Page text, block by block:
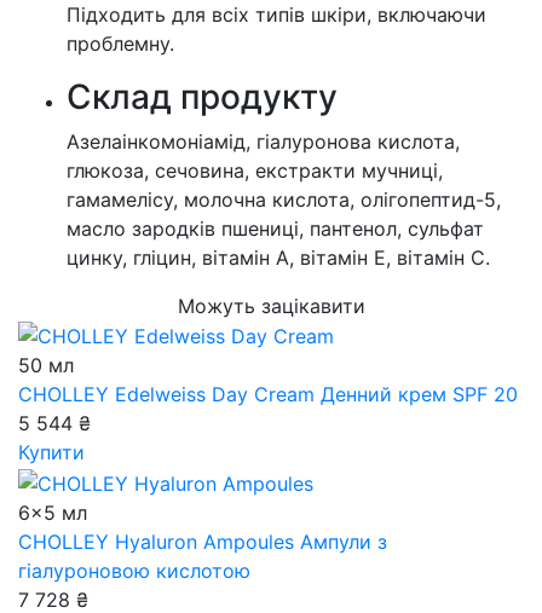
Підходить для всіх типів шкіри, включаючи
проблемну.
Cклад продукту
Азелаінкомоніамід, гіалуронова кислота,
глюкоза, сечовина, екстракти мучниці,
гамамелісу, молочна кислота, олігопептид-5,
масло зародків пшениці, пантенол, сульфат
цинку, гліцин, вітамін А, вітамін Е, вітамін С.
Можуть зацікавити
50 мл
CHOLLEY Edelweiss Day Cream Денний крем SPF 20
5 544 ₴
Купити
6x5 мл
CHOLLEY Hyaluron Ampoules Ампули з
гіалуроновою кислотою
7 728 ₴